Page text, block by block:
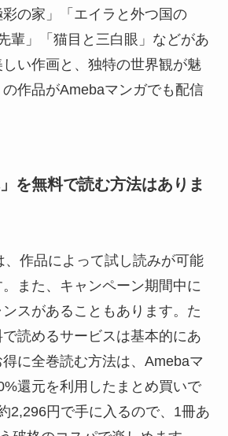
彩の家」「エイラと外つ国の
輩」「猫目と三白眼」などがあ
い作画と、独特の世界観が魅
作品がAmebaマンガでも配信
を無料で読む方法はありま
、作品によって試し読みが可能
また、キャンペーン期間中に
スがあることもあります。た
読めるサービスは基本的にあ
に全巻読む方法は、Amebaマ
還元を利用したまとめ買いで
2,296円で手に入るので、1冊あ